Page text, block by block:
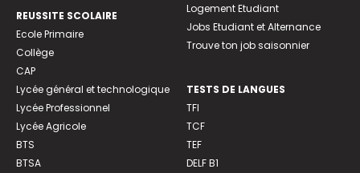
REUSSITE SCOLAIRE
Ecole Primaire
Collège
CAP
Lycée général et technologique
Lycée Professionnel
Lycée Agricole
BTS
BTSA
Logement Etudiant
Jobs Etudiant et Alternance
Trouve ton job saisonnier
TESTS DE LANGUES
TFI
TCF
TEF
DELF B1